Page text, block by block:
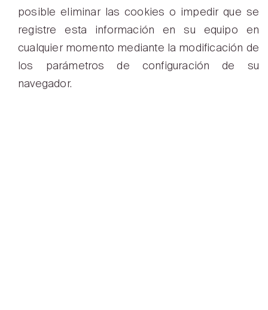
posible eliminar las cookies o impedir que se
registre esta información en su equipo en
cualquier momento mediante la modificación de
los parámetros de configuración de su
navegador.